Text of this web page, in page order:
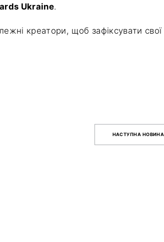
Ukraine.
креатори, щоб зафіксувати свої
НАСТУПНА НОВИНА